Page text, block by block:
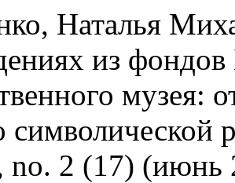
Наталья
из фондов
музея:
символической
no. 2 (17) (июнь